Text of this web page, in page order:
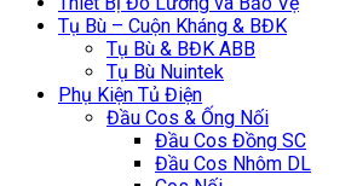
Tụ Bù – Cuộn Kháng & BĐK
Tụ Bù & BĐK ABB
Tụ Bù Nuintek
Phụ Kiện Tủ Điện
Đầu Cos & Ống Nối
Đầu Cos Đồng SC
Đầu Cos Nhôm DL